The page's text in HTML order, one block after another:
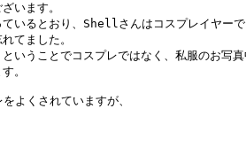
います。
ているとおり、Shellさんはコスプレイヤーで
てました。
いうことでコスプレではなく、私服のお写真
。
よくされていますが、